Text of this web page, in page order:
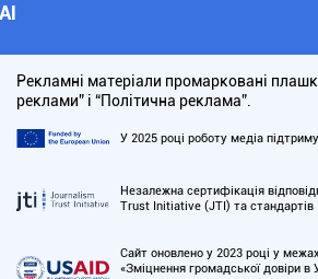
АІ
Рекламні матеріали промарковані
реклами” і “Політична реклама”.
У 2025 році роботу медіа
Незалежна сертифікація
Trust Initiative (JTI) та стандартів
Сайт оновлено у 2023 році у
«Зміцнення громадської довіри в